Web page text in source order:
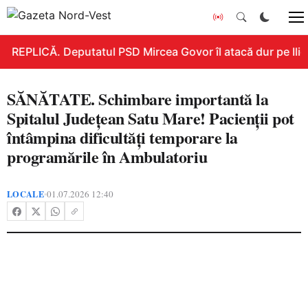
REPLICĂ. Deputatul PSD Mircea Govor îl atacă dur pe
SĂNĂTATE. Schimbare importantă la
Spitalul Județean Satu Mare! Pacienții pot
întâmpina dificultăți temporare la
programările în Ambulatoriu
LOCALE•01.07.2026 12:40